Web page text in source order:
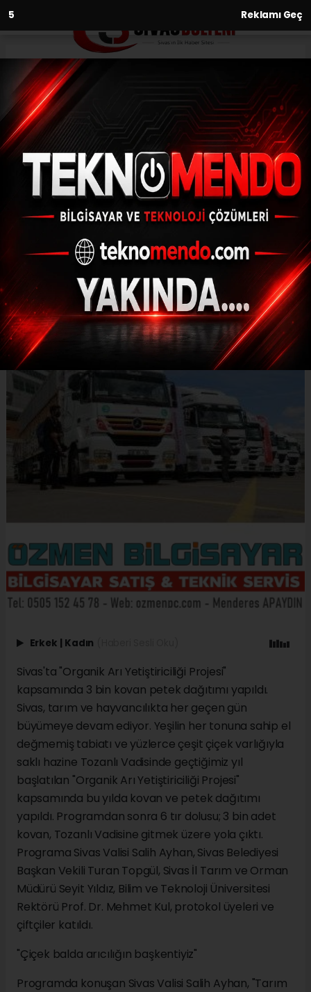
3 Reklamı Geç
Anasayfa
Tozanlı Vadisi bal üretiminde
cazibe merkezi olacak
10.06.2021 - 13:28, Güncelleme: 10.06.2021 - 13:28
Sivas'ta "Organik Arı Yetiştiriciliği Projesi"
kapsamında 3 bin kovan petek dağıtımı
ABONE OL
Erkek | Kadın
Sivas'ta "Organik Arı Yetiştiriciliği Projesi"
kapsamında 3 bin kovan petek dağıtımı yapıldı.
Sivas, tarım ve hayvancılıkta her geçen gün
büyümeye devam ediyor. Yeşilin her tonuna sahip el
değmemiş tabiatı ve yüzlerce çeşit çiçek varlığıyla
saklı hazine Tozanlı Vadisinde geçtiğimiz yıl
başlatılan "Organik Arı Yetiştiriciliği Projesi"
kapsamında bu yılda kovan ve petek dağıtımı
yapıldı. Programdan sonra 6 tır dolusu; 3 bin adet
kovan, Tozanlı Vadisine gitmek üzere yola çıktı.
Programa Sivas Valisi Salih Ayhan, Sivas Belediyesi
Başkan Vekili Turan Topgül, Sivas İl Tarım ve Orman
Müdürü Seyit Yıldız, Bilim ve Teknoloji Üniversitesi
Rektörü Prof. Dr. Mehmet Kul, protokol üyeleri ve
çiftçiler katıldı.
"Çiçek balda arıcılığın başkentiyiz"
Programda konuşan Sivas Valisi Salih Ayhan, "Tarım